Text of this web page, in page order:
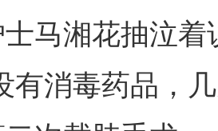
马湘花抽泣着
有消毒药品，